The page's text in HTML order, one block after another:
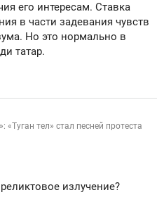
его интересам. Ставка
в части задевания чувств
Но это нормально в
татар.
тел» стал песней протеста
излучение?